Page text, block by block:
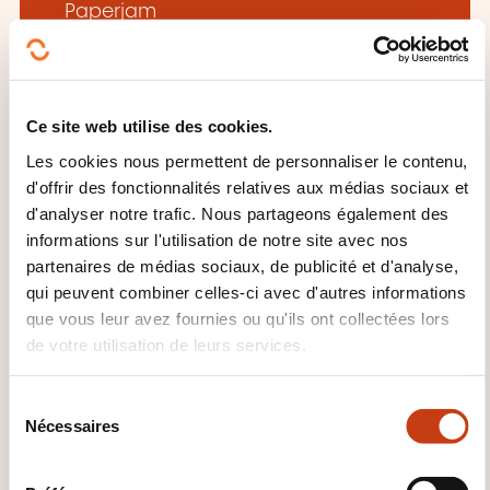
Ce site web utilise des cookies.
Les cookies nous permettent de personnaliser le contenu,
d'offrir des fonctionnalités relatives aux médias sociaux et
d'analyser notre trafic. Nous partageons également des
informations sur l'utilisation de notre site avec nos
partenaires de médias sociaux, de publicité et d'analyse,
qui peuvent combiner celles-ci avec d'autres informations
que vous leur avez fournies ou qu'ils ont collectées lors
de votre utilisation de leurs services.
Nécessaires
Paperjam
CES FORMATIONS POURRAIENT
VOUS INTÉRESSER
FR
Mesurez le Retour sur